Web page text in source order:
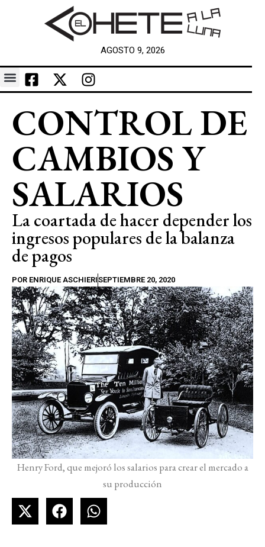
AGOSTO 9, 2026
CONTROL DE
CAMBIOS Y
SALARIOS
La coartada de hacer depender los
ingresos populares de la balanza
de pagos
POR ENRIQUE ASCHIERISEPTIEMBRE 20, 2020
Henry Ford, que mejoró los salarios para crear el mercado a
su producción